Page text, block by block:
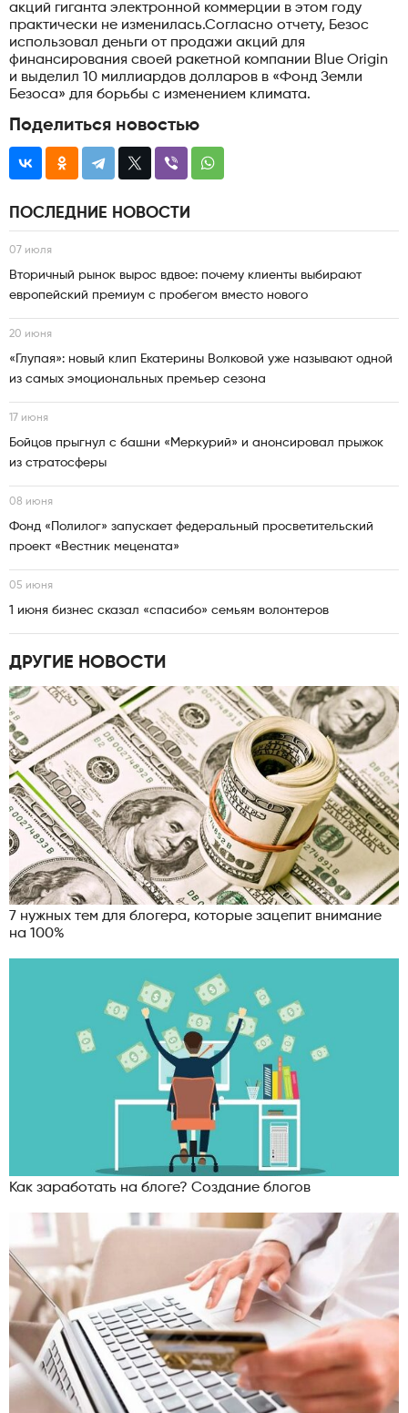
акций гиганта электронной коммерции в этом году
практически не изменилась.Согласно отчету, Безос
использовал деньги от продажи акций для
финансирования своей ракетной компании Blue Origin
и выделил 10 миллиардов долларов в «Фонд Земли
Безоса» для борьбы с изменением климата.
Поделиться новостью
ПОСЛЕДНИЕ НОВОСТИ
07 июля
Вторичный рынок вырос вдвое: почему клиенты выбирают
европейский премиум с пробегом вместо нового
20 июня
«Глупая»: новый клип Екатерины Волковой уже называют одной
из самых эмоциональных премьер сезона
17 июня
Бойцов прыгнул с башни «Меркурий» и анонсировал прыжок
из стратосферы
08 июня
Фонд «Полилог» запускает федеральный просветительский
проект «Вестник мецената»
05 июня
1 июня бизнес сказал «спасибо» семьям волонтеров
ДРУГИЕ НОВОСТИ
7 нужных тем для блогера, которые зацепит внимание
на 100%
Как заработать на блоге? Создание блогов